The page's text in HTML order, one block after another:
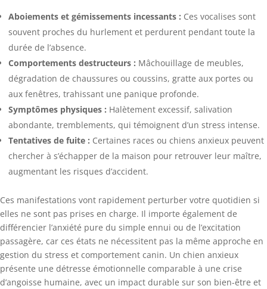
Aboiements et gémissements incessants : Ces vocalises sont
souvent proches du hurlement et perdurent pendant toute la
durée de l’absence.
Comportements destructeurs : Mâchouillage de meubles,
dégradation de chaussures ou coussins, gratte aux portes ou
aux fenêtres, trahissant une panique profonde.
Symptômes physiques : Halètement excessif, salivation
abondante, tremblements, qui témoignent d’un stress intense.
Tentatives de fuite : Certaines races ou chiens anxieux peuvent
chercher à s’échapper de la maison pour retrouver leur maître,
augmentant les risques d’accident.
Ces manifestations vont rapidement perturber votre quotidien si
elles ne sont pas prises en charge. Il importe également de
différencier l’anxiété pure du simple ennui ou de l’excitation
passagère, car ces états ne nécessitent pas la même approche en
gestion du stress et comportement canin. Un chien anxieux
présente une détresse émotionnelle comparable à une crise
d’angoisse humaine, avec un impact durable sur son bien-être et